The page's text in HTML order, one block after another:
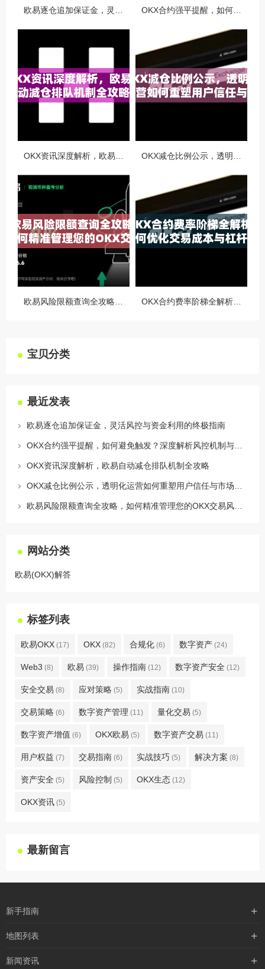
宝贝分类
最近发表
欧易逐仓追加保证金，灵活风控与资金利用的终极指南
OKX资讯深度解析，欧易自动减仓排队机制全攻略
网站分类
欧易(OKX)解答
标签列表
欧易OKX (17) OKX (82) 合规化 (6) 数字资产 (24)
Web3 (8) 欧易 (39) 操作指南 (12) 数字资产安全 (12)
安全交易 (8) 应对策略 (5) 实战指南 (10)
交易策略 (6) 数字资产管理 (11) 量化交易 (5)
数字资产增值 (6) OKX欧易 (5) 数字资产交易 (11)
用户权益 (7) 交易指南 (6) 实战技巧 (5) 解决方案 (8)
资产安全 (5) 风险控制 (5) OKX生态 (12)
OKX资讯 (5)
最新留言
新手指南
购买流程
地图列表
最新文章
新闻资讯